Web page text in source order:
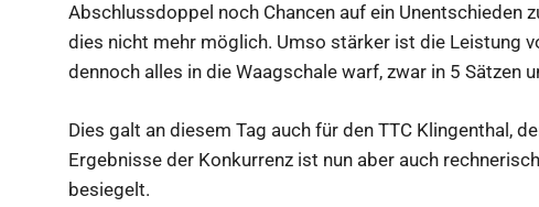
Abschlussdoppel noch Chancen auf ein Unentschieden
dies nicht mehr möglich. Umso stärker ist die Leistung
dennoch alles in die Waagschale warf, zwar in 5 Sätzen
Dies galt an diesem Tag auch für den TTC Klingenthal,
Ergebnisse der Konkurrenz ist nun aber auch
besiegelt.